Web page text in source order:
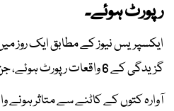
رپورٹ ہوئے۔
ایکسپریس نیوز کے مطابق ایک روز
گزیدگی کے 6 واقعات رپورٹ ہوئے، جن میں زیادہ تر بچے شامل ہیں۔
آوارہ کتوں کے کاٹنے سے متاثر ہونے